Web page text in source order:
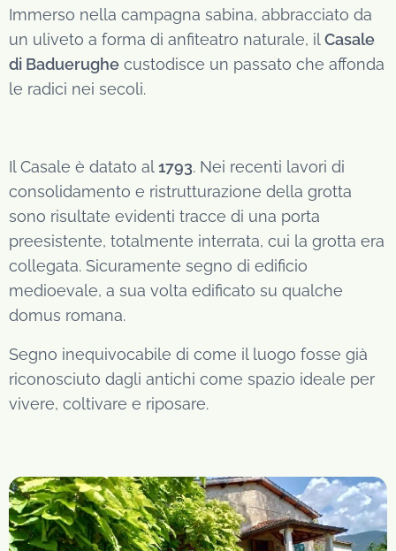
Immerso nella campagna sabina, abbracciato da
un uliveto a forma di anfiteatro naturale, ilCasale
di Baduerughe custodisce un passato che affonda
le radici nei secoli.
Il Casale è datato al1793. Nei recenti lavori di
consolidamento e ristrutturazione della grotta
sono risultate evidenti tracce di una porta
preesistente, totalmente interrata, cui la grotta era
collegata. Sicuramente segno di edificio
medioevale, a sua volta edificato su qualche
domus romana.
Segno inequivocabile di come il luogo fosse già
riconosciuto dagli antichi come spazio ideale per
vivere, coltivare e riposare.